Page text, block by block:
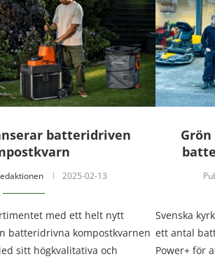
batteridriven
2025-02-13
med ett helt nytt
batteridrivna kompostkvarnen
sitt högkvalitativa och
Svenska
ett antal
Power+ för